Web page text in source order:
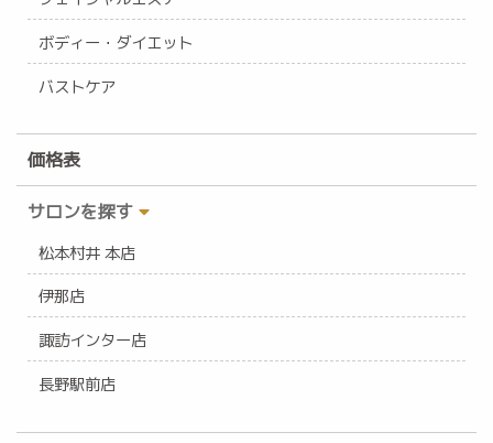
ボディー・ダイエット
バストケア
価格表
サロンを探す
松本村井 本店
伊那店
諏訪インター店
長野駅前店